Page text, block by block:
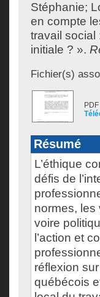
Stéphanie;
en compte
travail social
initiale ? ».
Fichier(s)
PDF
Résumé
L’éthique
défis de
normes, les
voire
l’action et
réflexion
québécois